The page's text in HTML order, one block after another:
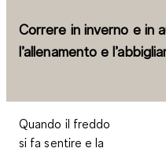
Correre in inverno e in
l’allenamento e
Quando il freddo
si fa sentire e la